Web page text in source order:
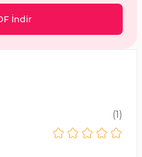
İndir
(1)